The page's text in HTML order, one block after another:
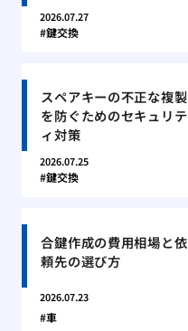
2026.07.27
鍵交換
スペアキーの不正な複製
を防ぐためのセキュリテ
ィ対策
2026.07.25
鍵交換
合鍵作成の費用相場と依
頼先の選び方
2026.07.23
車